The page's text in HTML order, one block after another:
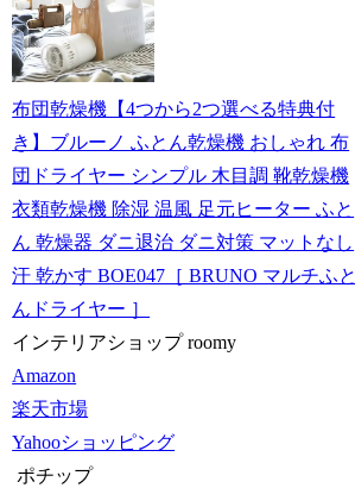
布団乾燥機【4つから2つ選べる特典付
き】ブルーノ ふとん乾燥機 おしゃれ 布
団ドライヤー シンプル 木目調 靴乾燥機
衣類乾燥機 除湿 温風 足元ヒーター ふと
ん 乾燥器 ダニ退治 ダニ対策 マットなし
汗 乾かす BOE047［ BRUNO マルチふと
んドライヤー ］
インテリアショップ roomy
Amazon
楽天市場
Yahooショッピング
ポチップ